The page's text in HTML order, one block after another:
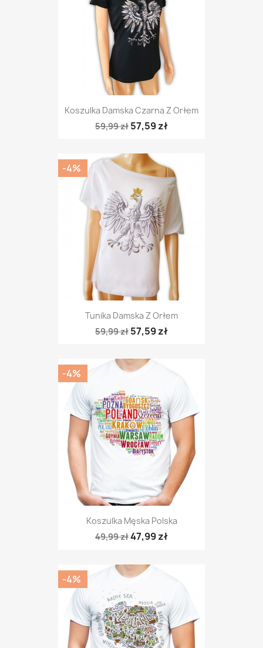
Koszulka Damska Czarna Z Orłem
59,99 zł 57,59 zł
Tunika Damska Z Orłem
59,99 zł 57,59 zł
-4%
Koszulka Męska Polska
49,99 zł47,99 zł
-4%
-4%